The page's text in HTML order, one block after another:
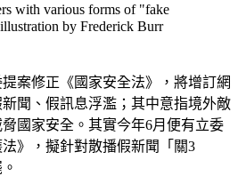
with various forms of "fake
by Frederick Burr
提案修正《國家安全法》，將增訂網
聞、假訊息浮濫；其中意指境外敵
國家安全。其實今年6月便有立委
》，擬針對散播假新聞「關3